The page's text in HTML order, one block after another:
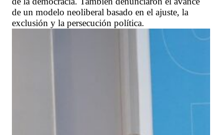
de un modelo neoliberal basado en el ajuste, la
exclusión y la persecución política.